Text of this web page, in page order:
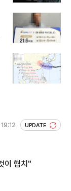
UPDATE
이 협치"